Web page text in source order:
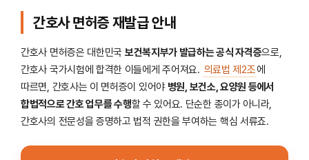
간호사 면허증 재발급 안내
간호사 면허증은 대한민국 보건복지부가 발급하는 공식 자격증으로,
간호사 국가시험에 합격한 이들에게 주어져요. 의료법 제2조에
따르면, 간호사는 이 면허증이 있어야 병원, 보건소, 요양원 등에서
합법적으로 간호 업무를 수행할 수 있어요. 단순한 종이가 아니라,
간호사의 전문성을 증명하고 법적 권한을 부여하는 핵심 서류죠.